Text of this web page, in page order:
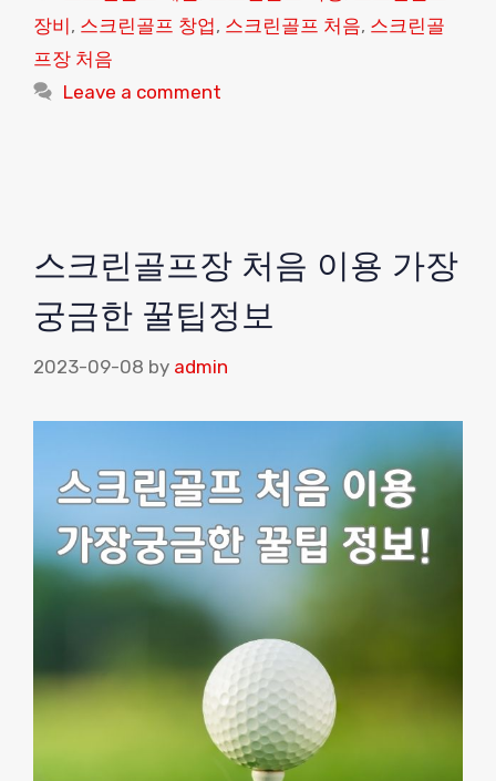
장비, 스크린골프 창업, 스크린골프 처음, 스크린골
프장 처음
Leave a comment
스크린골프장 처음 이용 가장
궁금한 꿀팁정보
2023-09-08 by admin